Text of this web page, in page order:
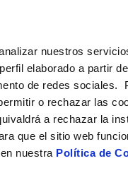
nuestros
elaborado a partir
de redes sociales.
o rechazar las
a rechazar la
que el sitio web
nuestra Política de
Carta de
Customer
Tu Agua
CUIDADOS
Consejos de
Depósitos
PERFIL DEL
Plataforma
público
Portal del